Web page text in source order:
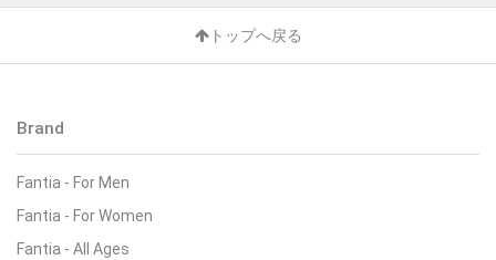
トップへ戻る
Brand
Fantia - For Men
Fantia - For Women
Fantia - All Ages